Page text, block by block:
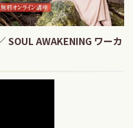
SOUL AWAKENING ワーカ